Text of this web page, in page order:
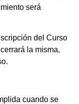
será
del Curso
la misma,
cuando se